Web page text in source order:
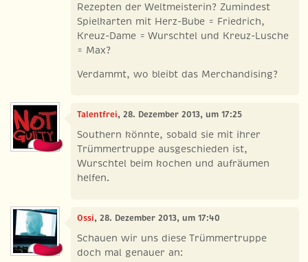
Rezepten der Weltmeisterin? Zumindest
Spielkarten mit Herz-Bube = Friedrich,
Kreuz-Dame = Wurschtel und Kreuz-Lusche
= Max?
Verdammt, wo bleibt das Merchandising?
Talentfrei, 28. Dezember 2013, um 17:25
Southern könnte, sobald sie mit ihrer
Trümmertruppe ausgeschieden ist,
Wurschtel beim kochen und aufräumen
helfen.
Ossi, 28. Dezember 2013, um 17:40
Schauen wir uns diese Trümmertruppe
doch mal genauer an: